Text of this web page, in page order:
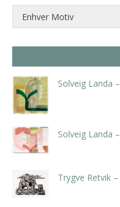
Enhver Motiv
Solveig Landa
Solveig Landa
Trygve Retvik